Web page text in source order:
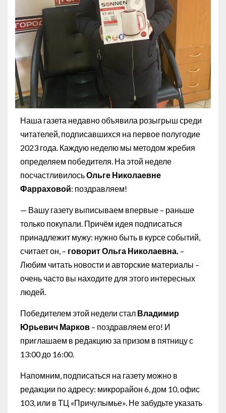
Наша газета недавно объявила розыгрыш среди
читателей, подписавшихся на первое полугодие
2023 года. Каждую неделю мы методом жребия
определяем победителя. На этой неделе
посчастливилосьОльге Николаевне
Фарраховой: поздравляем!
— Вашу газету выписываем впервые – раньше
только покупали. Причём идея подписаться
принадлежит мужу: нужно быть в курсе событий,
считает он, – говорит Ольга Николаевна. –
Любим читать новости и авторские материалы –
очень часто вы находите для этого интересных
людей.
Победителем этой недели стал Владимир
Юрьевич Марков – поздравляем его! И
приглашаем в редакцию за призом в пятницу с
13:00 до 16:00.
Напомним, подписаться на газету можно в
редакции по адресу: микрорайон 6, дом 10, офис
103, или в ТЦ «Причулымье». Не забудьте указать